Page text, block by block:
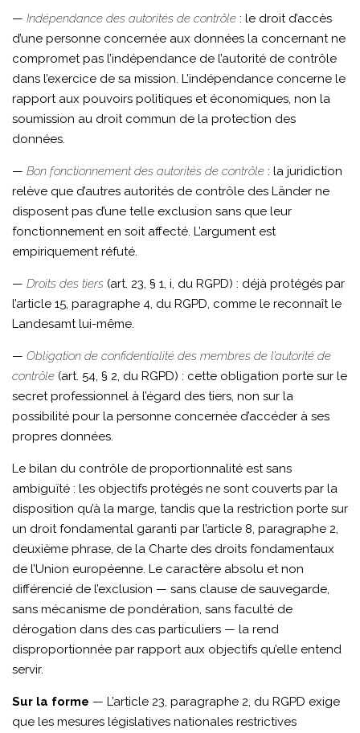
— Indépendance des autorités de contrôle : le droit d’accès
d’une personne concernée aux données la concernant ne
compromet pas l’indépendance de l’autorité de contrôle
dans l’exercice de sa mission. L’indépendance concerne le
rapport aux pouvoirs politiques et économiques, non la
soumission au droit commun de la protection des
données.
— Bon fonctionnement des autorités de contrôle : la juridiction
relève que d’autres autorités de contrôle des Länder ne
disposent pas d’une telle exclusion sans que leur
fonctionnement en soit affecté. L’argument est
empiriquement réfuté.
— Droits des tiers (art. 23, § 1, i, du RGPD) : déjà protégés par
l’article 15, paragraphe 4, du RGPD, comme le reconnaît le
Landesamt lui-même.
— Obligation de confidentialité des membres de l’autorité de
contrôle (art. 54, § 2, du RGPD) : cette obligation porte sur le
secret professionnel à l’égard des tiers, non sur la
possibilité pour la personne concernée d’accéder à ses
propres données.
Le bilan du contrôle de proportionnalité est sans
ambiguïté : les objectifs protégés ne sont couverts par la
disposition qu’à la marge, tandis que la restriction porte sur
un droit fondamental garanti par l’article 8, paragraphe 2,
deuxième phrase, de la Charte des droits fondamentaux
de l’Union européenne. Le caractère absolu et non
différencié de l’exclusion — sans clause de sauvegarde,
sans mécanisme de pondération, sans faculté de
dérogation dans des cas particuliers — la rend
disproportionnée par rapport aux objectifs qu’elle entend
servir.
Sur la forme — L’article 23, paragraphe 2, du RGPD exige
que les mesures législatives nationales restrictives